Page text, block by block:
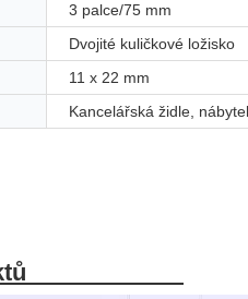
3 palce/75 mm
Dvojité kuličkové ložisko
11 x 22 mm
Kancelářská židle,